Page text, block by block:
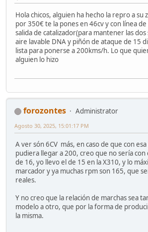
Hola chicos, alguien ha hecho la repro a su
por 350€ te la pones en 46cv y con línea de
salida de catalizador(para mantener las
aire lavable DNA y piñón de ataque de 15
lista para ponerse a 200kms/h. Lo que
alguien lo hizo
forozontes
Administrator
Agosto 30, 2025, 15:01:17 PM
A ver són 6CV más, en caso de que con esa
pudiera llegar a 200, creo que no sería
de 16, yo llevo el de 15 en la X310, y lo
marcador y ya muchas rpm son 165, que
reales.
Y no creo que la relación de marchas sea
modelo a otro, que por la forma de
la misma.